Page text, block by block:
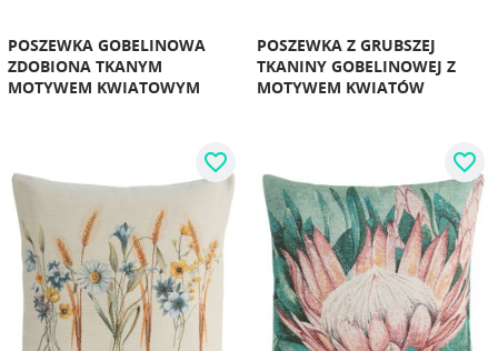
POSZEWKA GOBELINOWA
ZDOBIONA TKANYM
MOTYWEM KWIATOWYM
POSZEWKA Z GRUBSZEJ
TKANINY GOBELINOWEJ Z
MOTYWEM KWIATÓW
favorite_border favorite_border